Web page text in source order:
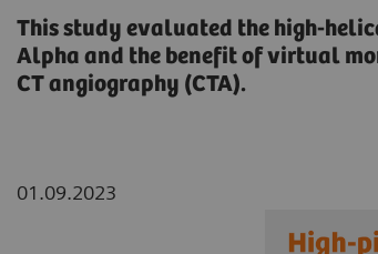
This study evaluated the high-
Alpha and the benefit of virtual
CT angiography (CTA).
01.09.2023